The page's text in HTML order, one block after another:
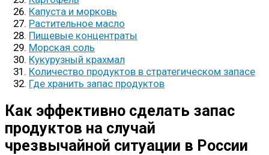
Капуста и морковь
Растительное масло
Пищевые концентраты
Морская соль
Кукурузный крахмал
Количество продуктов в стратегическом запасе
Где хранить запас продуктов
Как эффективно сделать запас
продуктов на случай
чрезвычайной ситуации в России